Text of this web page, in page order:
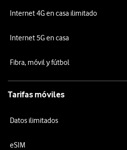
Internet 4G en casa ilimitado
Internet 5G en casa
Fibra, móvil y fútbol
Tarifas móviles
Datos ilimitados
eSIM